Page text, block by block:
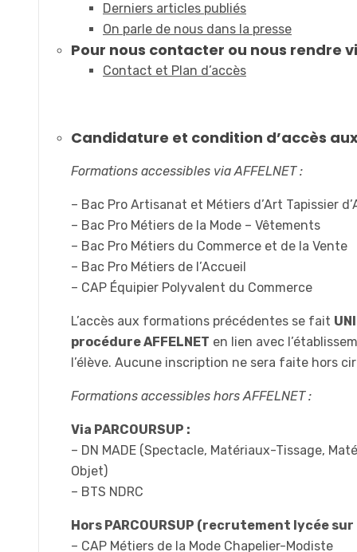
Derniers articles publiés
On parle de nous dans la presse
Pour nous contacter ou nous rendre
Contact et Plan d’accès
Candidature et condition d’accès
Formations accessibles via AFFELNET :
– Bac Pro Artisanat et Métiers d’Art Tapissier
– Bac Pro Métiers de la Mode – Vêtements
– Bac Pro Métiers du Commerce et de la Vente
– Bac Pro Métiers de l’Accueil
– CAP Équipier Polyvalent du Commerce
L’accès aux formations précédentes se fait
procédure AFFELNET en lien avec
l’élève. Aucune inscription ne sera faite hors
Formations accessibles hors AFFELNET :
Via PARCOURSUP :
– DN MADE (Spectacle, Matériaux-Tissage,
Objet)
– BTS NDRC
Hors PARCOURSUP (recrutement lycée sur
– CAP Métiers de la Mode Chapelier-Modiste